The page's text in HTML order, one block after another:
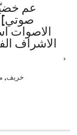
عم
الاصوات
الاشراف
خريف,